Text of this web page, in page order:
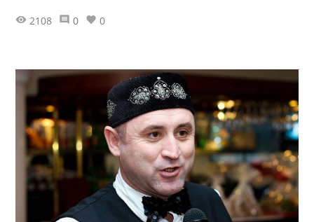
2108 0 0